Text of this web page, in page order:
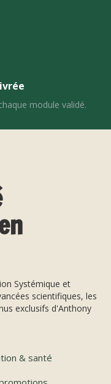
module validé.
Systémique et
scientifiques, les
exclusifs d'Anthony
& santé